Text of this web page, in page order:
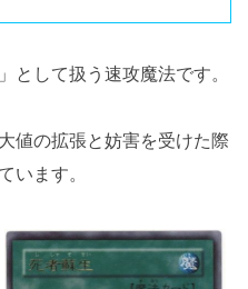
として扱う速攻魔法です。
値の拡張と妨害を受けた際
います。